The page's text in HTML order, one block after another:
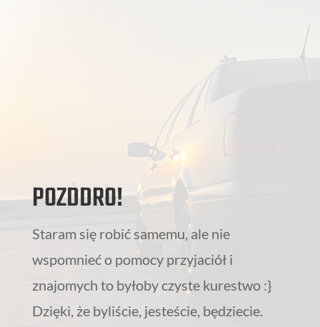
POZDDRO!
Staram się robić samemu, ale nie
wspomnieć o pomocy przyjaciół i
znajomych to byłoby czyste kurestwo :}
Dzięki, że byliście, jesteście, będziecie.